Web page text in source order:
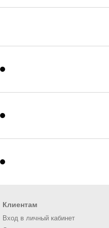
Клиентам
Вход в личный кабинет